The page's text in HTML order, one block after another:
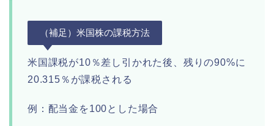
（補足）米国株の課税方法
米国課税が10％差し引かれた後、残りの90%に
20.315％が課税される
例：配当金を100とした場合